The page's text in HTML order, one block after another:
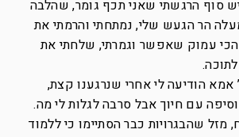
סוף הרגשתי שאני תכף גומר, שהלבה
הר הגעש שלי, נמתחתי והרמתי את
הכי עמוק שאפשר וגמרתי, שלחתי את
אמא הודיעה לי אחרי שנרגענו קצת,
עם חיוך אבל סרבה לגלות לי מה.
מזל שהבגרויות כבר הסתיימו כי ללמוד